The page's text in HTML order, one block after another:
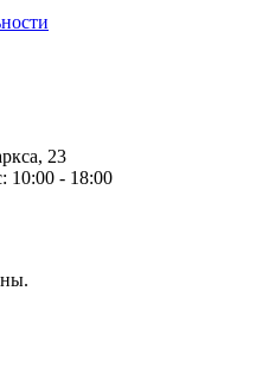
23
10:00 - 18:00